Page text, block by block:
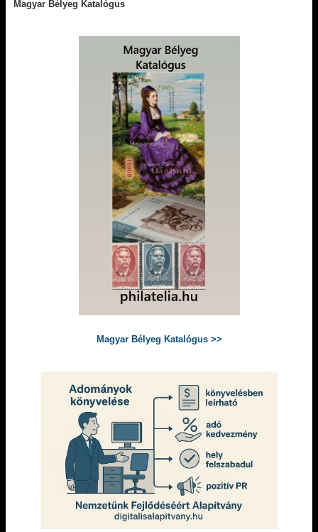
Magyar Bélyeg Katalógus
Magyar Bélyeg Katalógus >>